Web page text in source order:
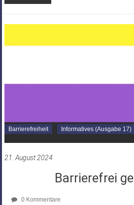
Barrierefreiheit Informatives (Ausgabe 17)
21. August 2024
Barrierefrei
0 Kommentare